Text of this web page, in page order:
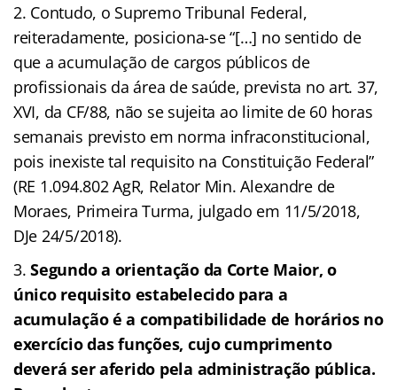
Contudo, o Supremo Tribunal Federal,
reiteradamente, posiciona-se “[…] no sentido de
que a acumulação de cargos públicos de
profissionais da área de saúde, prevista no art. 37,
XVI, da CF/88, não se sujeita ao limite de 60 horas
semanais previsto em norma infraconstitucional,
pois inexiste tal requisito na Constituição Federal”
(RE 1.094.802 AgR, Relator Min. Alexandre de
Moraes, Primeira Turma, julgado em 11/5/2018,
DJe 24/5/2018).
Segundo a orientação da Corte Maior, o
único requisito estabelecido para a
acumulação é a compatibilidade de horários no
exercício das funções, cujo cumprimento
deverá ser aferido pela administração pública.